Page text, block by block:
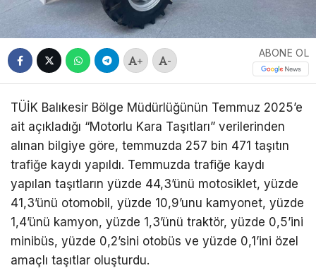
+ -
ABONE OL
TÜİK Balıkesir Bölge Müdürlüğünün Temmuz 2025’e
ait açıkladığı “Motorlu Kara Taşıtları” verilerinden
alınan bilgiye göre, temmuzda 257 bin 471 taşıtın
trafiğe kaydı yapıldı. Temmuzda trafiğe kaydı
yapılan taşıtların yüzde 44,3’ünü motosiklet, yüzde
41,3’ünü otomobil, yüzde 10,9’unu kamyonet, yüzde
1,4’ünü kamyon, yüzde 1,3’ünü traktör, yüzde 0,5’ini
minibüs, yüzde 0,2’sini otobüs ve yüzde 0,1’ini özel
amaçlı taşıtlar oluşturdu.